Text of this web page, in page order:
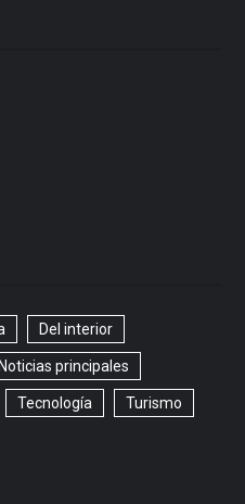
Del interior
Noticias principales
Tecnología Turismo